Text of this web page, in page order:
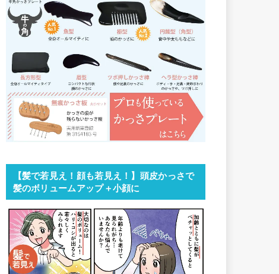
【髪で若見え！顔も若見え！】頭皮かっさで
髪のボリュームアップ＋小顔に